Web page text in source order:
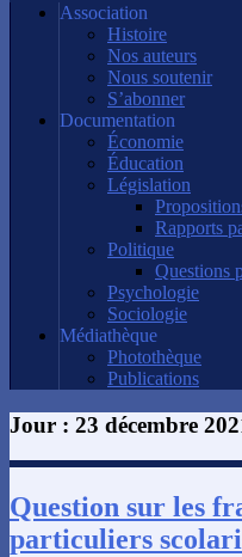
Association
Histoire
Nos auteurs
Nous soutenir
S’abonner
Documentation
Économie
Éducation
Législation
Rapports
Politique
Questions
Psychologie
Sociologie
Médiathèque
Photothèque
Publications
Jour : 23 décembre
Question sur les
particuliers